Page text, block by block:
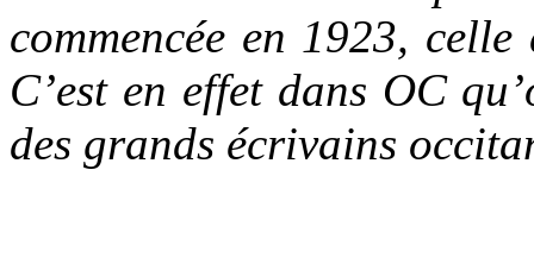
commencée en 1923,
C’est en effet dans OC
des grands écrivains